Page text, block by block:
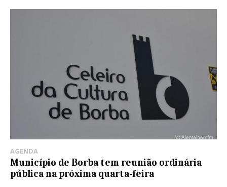
AGENDA
Município de Borba tem reunião ordinária
pública na próxima quarta-feira